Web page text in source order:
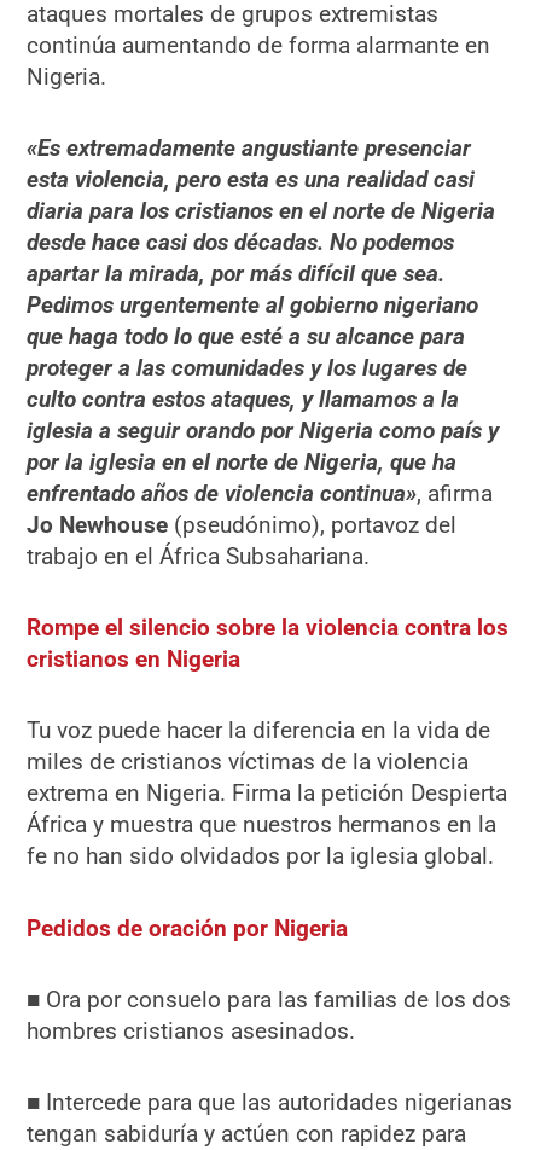
ataques mortales de grupos extremistas
continúa aumentando de forma alarmante en
Nigeria.
«Es extremadamente angustiante presenciar
esta violencia, pero esta es una realidad casi
diaria para los cristianos en el norte de Nigeria
desde hace casi dos décadas. No podemos
apartar la mirada, por más difícil que sea.
Pedimos urgentemente al gobierno nigeriano
que haga todo lo que esté a su alcance para
proteger a las comunidades y los lugares de
culto contra estos ataques, y llamamos a la
iglesia a seguir orando por Nigeria como país y
por la iglesia en el norte de Nigeria, que ha
enfrentado años de violencia continua», afirma
Jo Newhouse (pseudónimo), portavoz del
trabajo en el África Subsahariana.
Rompe el silencio sobre la violencia contra los
cristianos en Nigeria
Tu voz puede hacer la diferencia en la vida de
miles de cristianos víctimas de la violencia
extrema en Nigeria. Firma la petición Despierta
África y muestra que nuestros hermanos en la
fe no han sido olvidados por la iglesia global.
Pedidos de oración por Nigeria
■ Ora por consuelo para las familias de los dos
hombres cristianos asesinados.
■ Intercede para que las autoridades nigerianas
tengan sabiduría y actúen con rapidez para